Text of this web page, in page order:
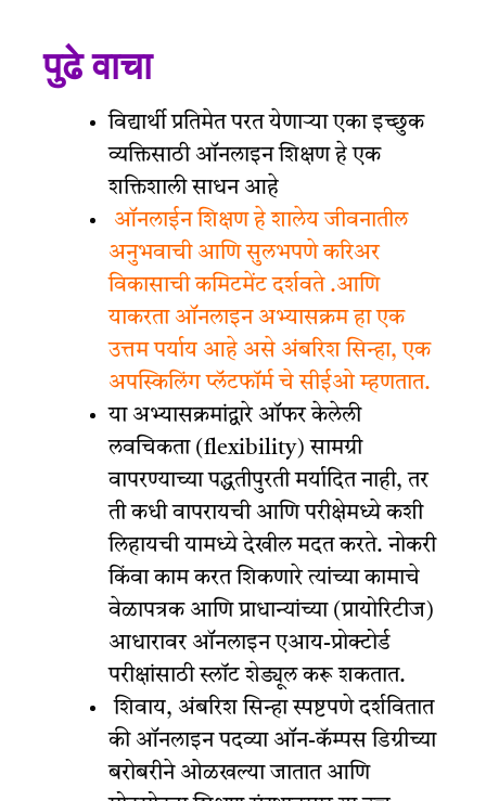
पुढे वाचा
विद्यार्थी प्रतिमेत परत येणाऱ्याएकाइच्छुक
व्यक्तिसाठी ऑनलाइन शिक्षण हे एक
शक्तिशाली साधन आहे
ऑनलाईन शिक्षण हे शालेय जीवनातील
अनुभवाची आणि सुलभपणे करिअर
विकासाची कमिटमेंट दर्शवते .आणि
याकरता ऑनलाइन अभ्यासक्रम हा एक
उत्तम पर्याय आहे असे अंबरिश सिन्हा, एक
अपस्किलिंग प्लॅटफॉर्म चे सीईओ म्हणतात.
या अभ्यासक्रमांद्वारे ऑफर केलेली
लवचिकता (flexibility) सामग्री
वापरण्याच्या पद्धतीपुरती मर्यादित नाही, तर
ती कधी वापरायची आणि परीक्षेमध्ये कशी
लिहायची यामध्ये देखील मदत करते. नोकरी
किंवा काम करत शिकणारे त्यांच्या कामाचे
वेळापत्रक आणि प्राधान्यांच्या (प्रायोरिटीज)
आधारावर ऑनलाइन एआय-प्रोक्टोर्ड
परीक्षांसाठी स्लॉट शेड्यूल करू शकतात.
शिवाय, अंबरिश सिन्हा स्पष्टपणे दर्शवितात
की ऑनलाइन पदव्या ऑन-कॅम्पस डिग्रीच्या
बरोबरीने ओळखल्या जातात आणि